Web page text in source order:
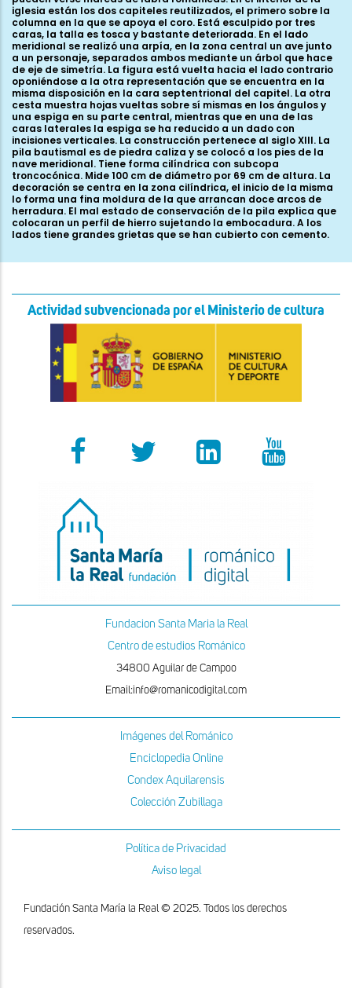
iglesia están los dos capiteles reutilizados, el primero sobre la
columna en la que se apoya el coro. Está esculpido por tres
caras, la talla es tosca y bastante deteriorada. En el lado
meridional se realizó una arpía, en la zona central un ave junto
a un personaje, separados ambos mediante un árbol que hace
de eje de simetría. La figura está vuelta hacia el lado contrario
oponiéndose a la otra representación que se encuentra en la
misma disposición en la cara septentrional del capitel. La otra
cesta muestra hojas vueltas sobre sí mismas en los ángulos y
una espiga en su parte central, mientras que en una de las
caras laterales la espiga se ha reducido a un dado con
incisiones verticales. La construcción pertenece al siglo XIII. La
pila bautismal es de piedra caliza y se colocó a los pies de la
nave meridional. Tiene forma cilíndrica con subcopa
troncocónica. Mide 100 cm de diámetro por 69 cm de altura. La
decoración se centra en la zona cilíndrica, el inicio de la misma
lo forma una fina moldura de la que arrancan doce arcos de
herradura. El mal estado de conservación de la pila explica que
colocaran un perfil de hierro sujetando la embocadura. A los
lados tiene grandes grietas que se han cubierto con cemento.
Actividad subvencionada por el Ministerio de cultura
Fundacion Santa Maria la Real
Centro de estudios Románico
34800 Aguilar de Campoo
Email:info@romanicodigital.com
Imágenes del Románico
Enciclopedia Online
Condex Aquilarensis
Colección Zubillaga
Política de Privacidad
Aviso legal
Fundación Santa María la Real © 2025. Todos los derechos
reservados.